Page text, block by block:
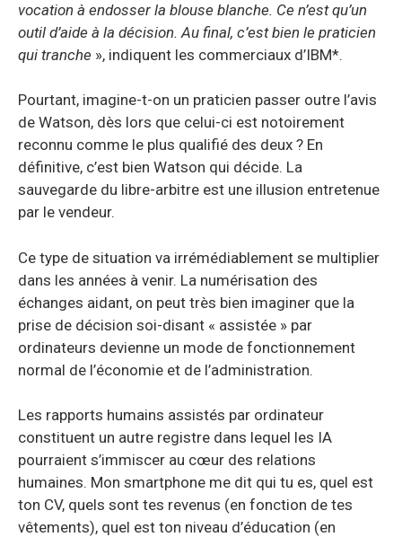
vocation à endosser la blouse blanche. Ce n’est qu’un
outil d’aide à la décision. Au final, c’est bien le praticien
qui tranche », indiquent les commerciaux d’IBM*.
Pourtant, imagine-t-on un praticien passer outre l’avis
de Watson, dès lors que celui-ci est notoirement
reconnu comme le plus qualifié des deux ? En
définitive, c’est bien Watson qui décide. La
sauvegarde du libre-arbitre est une illusion entretenue
par le vendeur.
Ce type de situation va irrémédiablement se multiplier
dans les années à venir. La numérisation des
échanges aidant, on peut très bien imaginer que la
prise de décision soi-disant « assistée » par
ordinateurs devienne un mode de fonctionnement
normal de l’économie et de l’administration.
Les rapports humains assistés par ordinateur
constituent un autre registre dans lequel les IA
pourraient s’immiscer au cœur des relations
humaines. Mon smartphone me dit qui tu es, quel est
ton CV, quels sont tes revenus (en fonction de tes
vêtements), quel est ton niveau d’éducation (en